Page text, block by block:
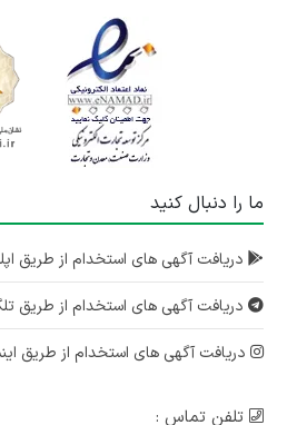
استخدام کارمند اداری و دفتری
۲ سال پیش
استخدام حسابدار
تهران
ما را دنبال کنید
دریافت آگهی های استخدام از طریق
دریافت آگهی های استخدام از طریق
دریافت آگهی های استخدام از طریق
تلفن تماس :